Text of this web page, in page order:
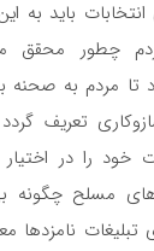
باید به
چطور محقق
تا مردم به صحنه
تعریف
خود را در اختيار
مسلح چگونه
تبليغات نامزدها